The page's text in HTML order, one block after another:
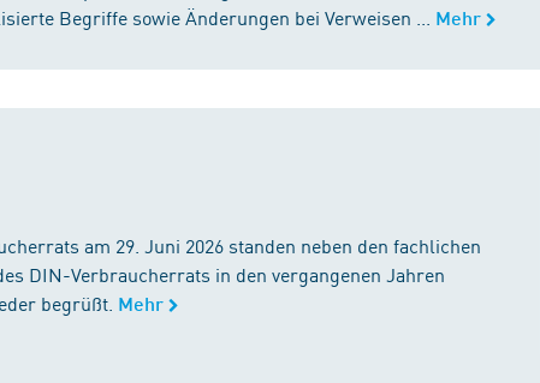
Begriffe sowie Änderungen bei Verweisen ...
Mehr
am 29. Juni 2026 standen neben den fachlichen
DIN-Verbraucherrats in den vergangenen Jahren
begrüßt. Mehr